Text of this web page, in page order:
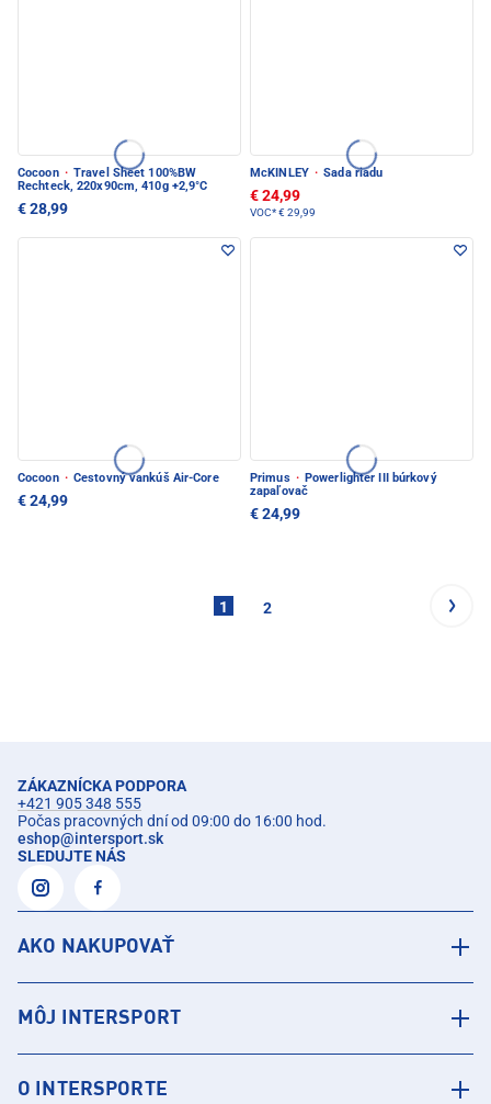
Cocoon · Travel Sheet 100%BW
Rechteck, 220x90cm, 410g +2,9°C
€ 28,99
McKINLEY · Sada riadu
€ 24,99
VOC*€ 29,99
Cocoon · Cestovný vankúš Air-Core
€ 24,99
Primus · Powerlighter III búrkový
zapaľovač
€ 24,99
1 2
ZÁKAZNÍCKA PODPORA
+421 905 348 555
Počas pracovných dní od 09:00 do 16:00 hod.
eshop@intersport.sk
SLEDUJTE NÁS
AKO NAKUPOVAŤ
MÔJ INTERSPORT
O INTERSPORTE